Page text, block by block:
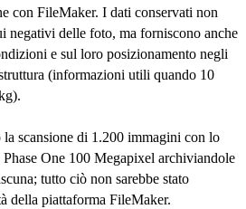
con FileMaker. I dati conservati non
negativi delle foto, ma forniscono anche
e sul loro posizionamento negli
(informazioni utili quando 10
scansione di 1.200 immagini con lo
One 100 Megapixel archiviandole
tutto ciò non sarebbe stato
della piattaforma FileMaker.